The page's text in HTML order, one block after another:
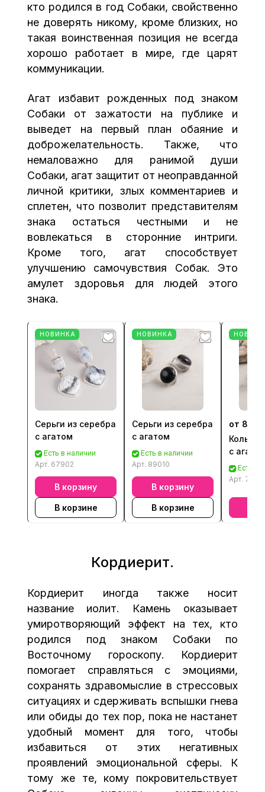
кто родился в год Собаки, свойственно
не доверять никому, кроме близких, но
такая воинственная позиция не всегда
хорошо работает в мире, где царят
коммуникации.
Агат избавит рожденных под знаком
Собаки от зажатости на публике и
выведет на первый план обаяние и
доброжелательность. Также, что
немаловажно для ранимой души
Собаки, агат защитит от неоправданной
личной критики, злых комментариев и
сплетен, что позволит представителям
знака остаться честными и не
вовлекаться в сторонние интриги.
Кроме того, агат способствует
улучшению самочувствия Собак. Это
амулет здоровья для людей этого
знака.
НОВИНКА
Серьги из серебра
с агатом
Есть в наличии
Арт. 67902
В корзину
В корзине
НОВИНКА
Серьги из серебра
с агатом
Есть в наличии
Арт. 89010
В корзину
В корзине
от 8
Кольцо
с
Есть в
Арт.
Кордиерит.
Кордиерит иногда также носит
название иолит. Камень оказывает
умиротворяющий эффект на тех, кто
родился под знаком Собаки по
Восточному гороскопу. Кордиерит
помогает справляться с эмоциями,
сохранять здравомыслие в стрессовых
ситуациях и сдерживать вспышки гнева
или обиды до тех пор, пока не настанет
удобный момент для того, чтобы
избавиться от этих негативных
проявлений эмоциональной сферы. К
тому же те, кому покровительствует